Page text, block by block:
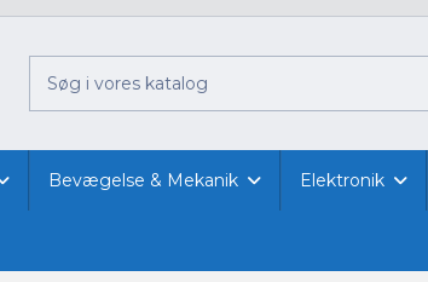
Bevægelse & Mekanik Elektronik